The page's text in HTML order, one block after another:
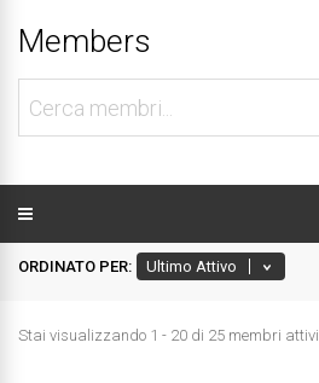
Members
Cerca
ORDINATO PER:
Stai visualizzando 1 - 20 di 25 membri attivi